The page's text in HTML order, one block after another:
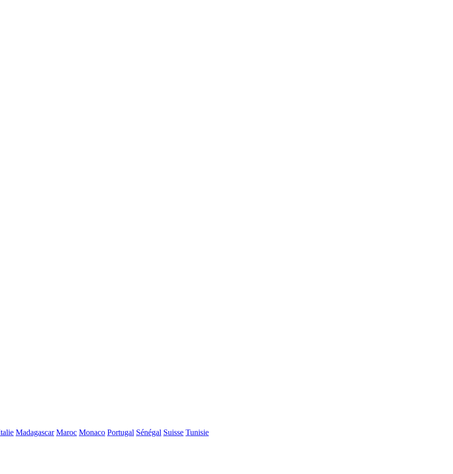
Madagascar Maroc Monaco Portugal Sénégal Suisse Tunisie